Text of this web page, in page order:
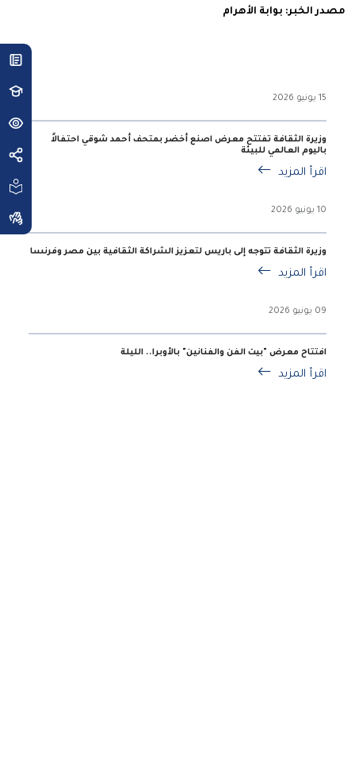
مصدر الخبر: بوابة الأهرام
15 يونيو 2026
وزيرة الثقافة تفتتح معرض اصنع أخضر بمتحف أحمد شوقي احتفالاً
باليوم العالمي للبيئة
اقرأ المزيد
10 يونيو 2026
وزيرة الثقافة تتوجه إلى باريس لتعزيز الشراكة الثقافية بين مصر وفرنسا
اقرأ المزيد
09 يونيو 2026
افتتاح معرض "بيت الفن والفنانين" بالأوبرا.. الليلة
اقرأ المزيد